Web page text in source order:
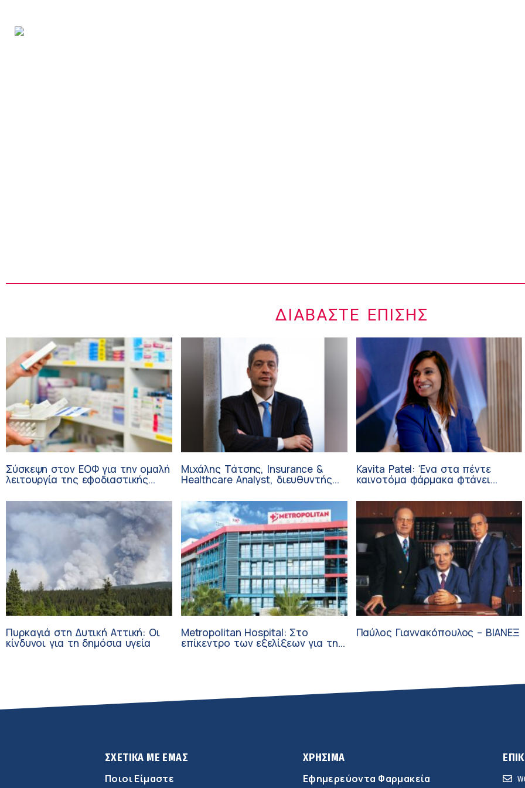
ΔΙΑΒΆΣΤΕ ΕΠΊΣΗΣ
Σύσκεψη στον ΕΟΦ για την ομαλή
λειτουργία της εφοδιαστικής
διάρκεια του καλοκαιριού
Μιχάλης Τάτσης, Insurance &
Healthcare Analyst, διευθυντής
Ομίλου HHG
Kavita Patel: Ένα στα πέντε
καινοτόμα φάρμακα φτάνει
Πυρκαγιά στη Δυτική Αττική: Οι
κίνδυνοι για τη δημόσια υγεία
Metropolitan Hospital: Στο
επίκεντρο των εξελίξεων για την
Παύλος Γιαννακόπουλος – ΒΙΑΝΕΞ
ΣΧΕΤΙΚΑ ΜΕ ΕΜΑΣ
Ποιοι Είμαστε
ΧΡΗΣΙΜΑ
Εφημερεύοντα Φαρμακεία